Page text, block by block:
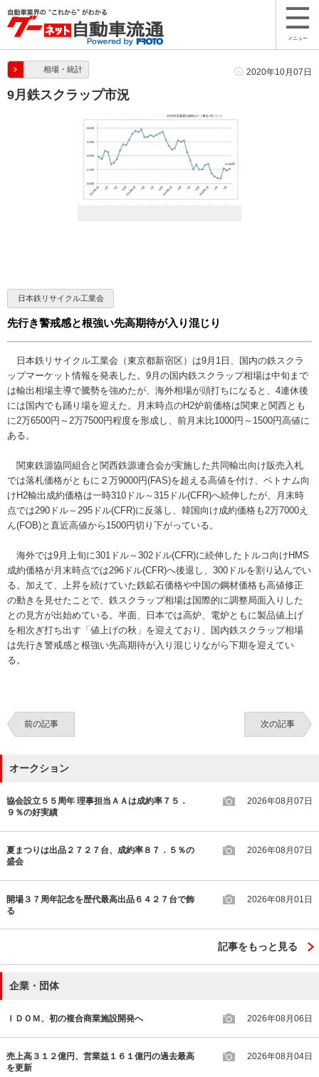
メニュー
相場・統計 2020年10月07日
9月鉄スクラップ市況
日本鉄リサイクル工業会
先行き警戒感と根強い先高期待が入り混じり
日本鉄リサイクル工業会（東京都新宿区）は9月1日、国内の鉄スクラ
ップマーケット情報を発表した。9月の国内鉄スクラップ相場は中旬まで
は輸出相場主導で騰勢を強めたが、海外相場が頭打ちになると、4連休後
には国内でも踊り場を迎えた。月末時点のH2炉前価格は関東と関西とも
に2万6500円～2万7500円程度を形成し、前月末比1000円～1500円高値に
ある。
関東鉄源協同組合と関西鉄源連合会が実施した共同輸出向け販売入札
では落札価格がともに２万9000円(FAS)を超える高値を付け、ベトナム向
けH2輸出成約価格は一時310ドル～315ドル(CFR)へ続伸したが、月末時
点では290ドル～295ドル(CFR)に反落し、韓国向け成約価格も2万7000え
ん(FOB)と直近高値から1500円切り下がっている。
海外では9月上旬に301ドル～302ドル(CFR)に続伸したトルコ向けHMS
成約価格が月末時点では296ドル(CFR)へ後退し、300ドルを割り込んでい
る。加えて、上昇を続けていた鉄鉱石価格や中国の鋼材価格も高値修正
の動きを見せたことで、鉄スクラップ相場は国際的に調整局面入りした
との見方が出始めている。半面、日本では高炉、電炉ともに製品値上げ
を相次ぎ打ち出す「値上げの秋」を迎えており、国内鉄スクラップ相場
は先行き警戒感と根強い先高期待が入り混じりながら下期を迎えてい
る。
前の記事 次の記事
オークション
協会設立５５周年 理事担当ＡＡは成約率７５．
９％の好実績
2026年08月07日
夏まつりは出品２７２７台、成約率８７．５％の
盛会
2026年08月07日
開場３７周年記念を歴代最高出品６４２７台で飾
る
2026年08月01日
記事をもっと見る
企業・団体
ＩＤＯＭ、初の複合商業施設開発へ 2026年08月06日
売上高３１２億円、営業益１６１億円の過去最高
を更新
2026年08月04日